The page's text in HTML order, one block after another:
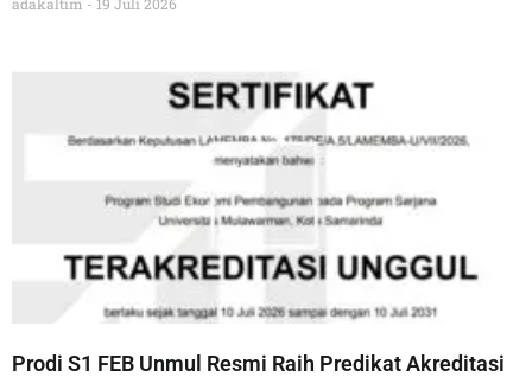
Prodi S1 FEB Unmul Resmi Raih Predikat Akreditasi